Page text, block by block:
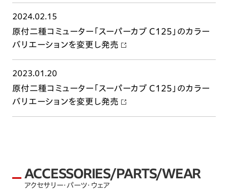
2024.02.15
原付二種コミューター「スーパーカブ C125」のカラー
バリエーションを変更し発売
2023.01.20
原付二種コミューター「スーパーカブ C125」のカラー
バリエーションを変更し発売
ACCESSORIES/PARTS/WEAR
アクセサリー・パーツ・ウェア